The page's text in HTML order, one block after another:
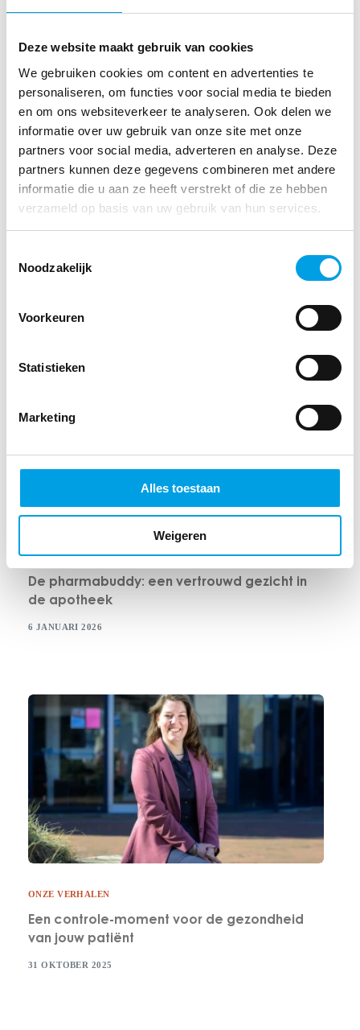
Deze website maakt gebruik van cookies
We gebruiken cookies om content en advertenties te
personaliseren, om functies voor social media te bieden
en om ons websiteverkeer te analyseren. Ook delen we
informatie over uw gebruik van onze site met onze
partners voor social media, adverteren en analyse. Deze
partners kunnen deze gegevens combineren met andere
informatie die u aan ze heeft verstrekt of die ze hebben
verzameld op basis van uw gebruik van hun services.
Noodzakelijk
Voorkeuren
Statistieken
Marketing
Alles toestaan
Weigeren
de assistenten hebben mij met open armen ontvangen. Dat
is erg fijn.”
Of ze Het Apotheekloket aan zouden bevelen? Beiden
zijn erg positief. Pieter: “Ik heb een goede kandidaat
gekregen, dus ik raad het zeker aan aan andere
apothekers.” Ook Sacha wijst haar mede-werkzoekenden
op Het Apotheekloket: “Het is heel overzichtelijk. Je kunt
aanvinken wat voor vacature je precies zoekt. En ik heb
Vind je dit misschien ook interessant?
ONZE VERHALEN
De pharmabuddy: een vertrouwd gezicht in
de apotheek
6 JANUARI 2026
ONZE VERHALEN
Een controle-moment voor de gezondheid
van jouw patiënt
31 OKTOBER 2025